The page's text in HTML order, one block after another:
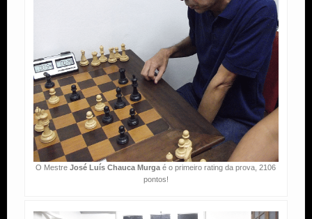
O MestreJosé Luís Chauca Murga é o primeiro rating da prova, 2106
pontos!